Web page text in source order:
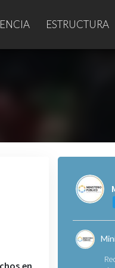
ESTRUCTURA
en